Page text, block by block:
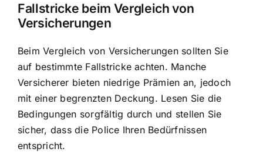
Fallstricke beim Vergleich von
Versicherungen
Beim Vergleich von Versicherungen sollten Sie
auf bestimmte Fallstricke achten. Manche
Versicherer bieten niedrige Prämien an, jedoch
mit einer begrenzten Deckung. Lesen Sie die
Bedingungen sorgfältig durch und stellen Sie
sicher, dass die Police Ihren Bedürfnissen
entspricht.